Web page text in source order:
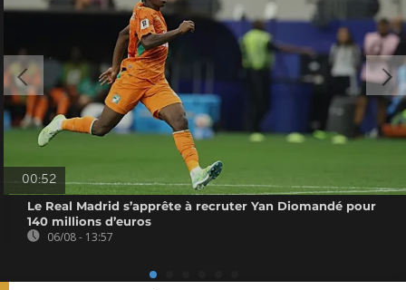
00:52
Le Real Madrid s’apprête à recruter Yan Diomandé pour
140 millions d’euros
06/08 - 13:57